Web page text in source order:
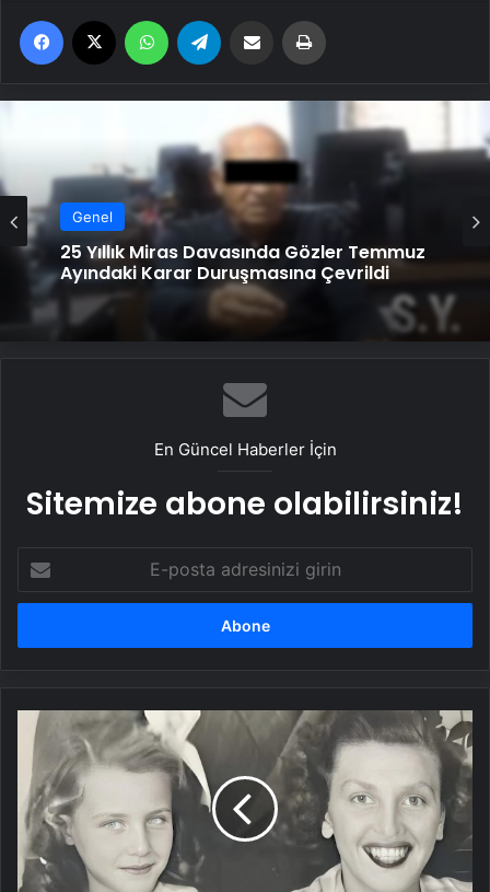
Facebook WhatsApp Email'den paylaş
Genel
25 Yıllık Miras Davasında Gözler Temmuz
Ayındaki Karar Duruşmasına Çevrildi
En Güncel Haberler İçin
Sitemize abone olabilirsiniz!
posta
adresinizi
küçük
kızı
tanıdınız
mı?
Şimdi
efsane
bir